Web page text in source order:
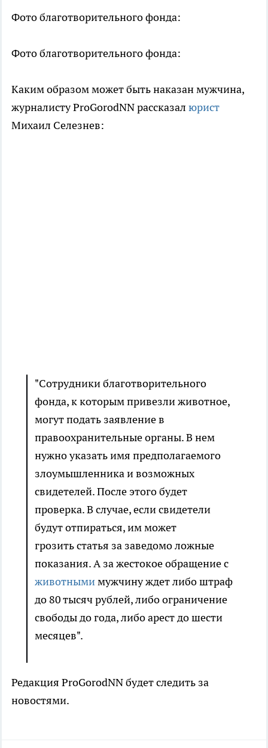
Фото благотворительного фонда:
Фото благотворительного фонда:
Каким образом может быть наказан мужчина,
журналисту ProGorodNN рассказал юрист
Михаил Селезнев:
"Сотрудники благотворительного
фонда, к которым привезли животное,
могут подать заявление в
правоохранительные органы. В нем
нужно указать имя предполагаемого
злоумышленника и возможных
свидетелей. После этого будет
проверка. В случае, если свидетели
будут отпираться, им может
грозить статья за заведомо ложные
показания. А за жестокое обращение с
животнымимужчину ждет либо штраф
до 80 тысяч рублей, либо ограничение
свободы до года, либо арест до шести
месяцев".
Редакция ProGorodNN будет следить за
новостями.